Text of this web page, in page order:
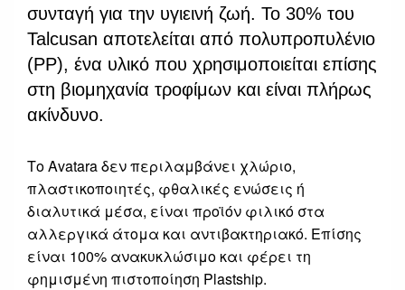
συνταγή για την υγιεινή ζωή. Το 30% του
Talcusan αποτελείται από πολυπροπυλένιο
(PP), ένα υλικό που χρησιμοποιείται επίσης
στη βιομηχανία τροφίμων και είναι πλήρως
ακίνδυνο.
Το Avatara δεν περιλαμβάνει χλώριο,
πλαστικοποιητές, φθαλικές ενώσεις ή
διαλυτικά μέσα, είναι προϊόν φιλικό στα
αλλεργικά άτομα και αντιβακτηριακό. Επίσης
είναι 100% ανακυκλώσιμο και φέρει τη
φημισμένη πιστοποίηση Plastship.